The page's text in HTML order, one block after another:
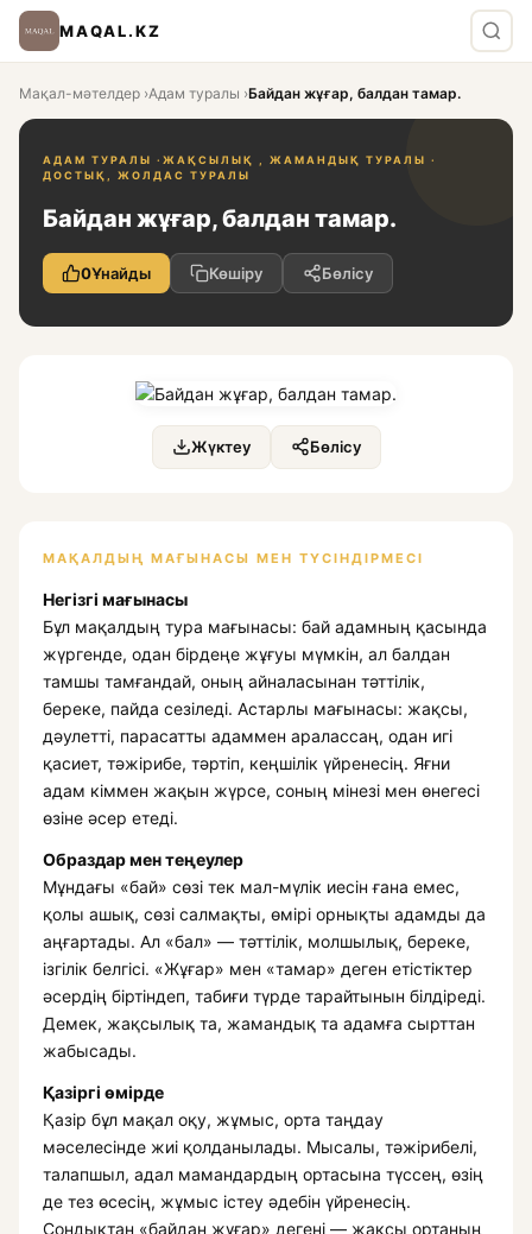
MAQAL.KZ
Мақал-мәтелдер ›Адам туралы ›Байдан жұғар, балдан тамар.
АДАМ ТУРАЛЫ · ЖАҚСЫЛЫҚ , ЖАМАНДЫҚ ТУРАЛЫ ·
ДОСТЫҚ, ЖОЛДАС ТУРАЛЫ
Байдан жұғар, балдан тамар.
0Ұнайды Көшіру Бөлісу
Жүктеу Бөлісу
МАҚАЛДЫҢ МАҒЫНАСЫ МЕН ТҮСІНДІРМЕСІ
Негізгі мағынасы
Бұл мақалдың тура мағынасы: бай адамның қасында
жүргенде, одан бірдеңе жұғуы мүмкін, ал балдан
тамшы тамғандай, оның айналасынан тәттілік,
береке, пайда сезіледі. Астарлы мағынасы: жақсы,
дәулетті, парасатты адаммен аралассаң, одан игі
қасиет, тәжірибе, тәртіп, кеңшілік үйренесің. Яғни
адам кіммен жақын жүрсе, соның мінезі мен өнегесі
өзіне әсер етеді.
Образдар мен теңеулер
Мұндағы «бай» сөзі тек мал-мүлік иесін ғана емес,
қолы ашық, сөзі салмақты, өмірі орнықты адамды да
аңғартады. Ал «бал» — тәттілік, молшылық, береке,
ізгілік белгісі. «Жұғар» мен «тамар» деген етістіктер
әсердің біртіндеп, табиғи түрде тарайтынын білдіреді.
Демек, жақсылық та, жамандық та адамға сырттан
жабысады.
Қазіргі өмірде
Қазір бұл мақал оқу, жұмыс, орта таңдау
мәселесінде жиі қолданылады. Мысалы, тәжірибелі,
талапшыл, адал мамандардың ортасына түссең, өзің
де тез өсесің, жұмыс істеу әдебін үйренесің.
Сондықтан «байдан жұғар» дегені — жақсы ортаның